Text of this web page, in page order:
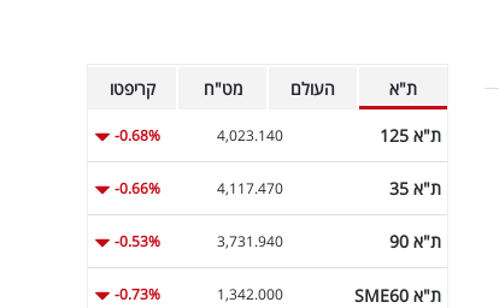
ת"א העולם מט"ח קריפטו
ת"א 125 4,023.140
-0.68%
ת"א 35 4,117.470
-0.66%
ת"א 90 3,731.940
-0.53%
ת"א SME60 1,342.000
-0.73%